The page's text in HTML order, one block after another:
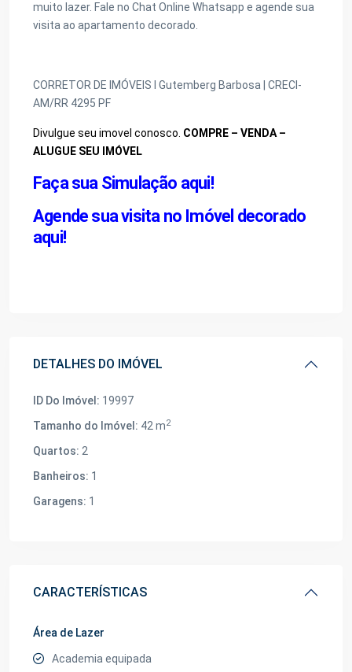
muito lazer. Fale no Chat Online Whatsapp e agende sua
visita ao apartamento decorado.
CORRETOR DE IMÓVEIS I Gutemberg Barbosa | CRECI-
AM/RR 4295 PF
Divulgue seu imovel conosco. COMPRE – VENDA –
ALUGUE SEU IMÓVEL
Faça sua Simulação aqui!
Agende sua visita no Imóvel decorado
aqui!
DETALHES DO IMÓVEL
ID Do Imóvel: 19997
Tamanho do Imóvel: 42 m2
Quartos: 2
Banheiros: 1
Garagens: 1
CARACTERÍSTICAS
Área de Lazer
Academia equipada